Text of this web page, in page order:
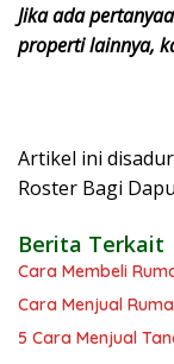
Jika ada
properti lainnya,
Artikel ini
Roster Bagi
Berita Terkait
Cara Membeli
Cara Menjual
5 Cara Menjual